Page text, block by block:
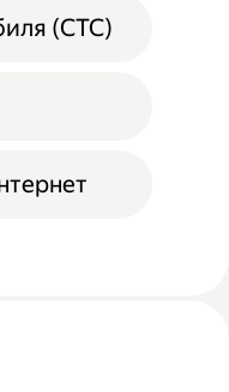
(СТС)